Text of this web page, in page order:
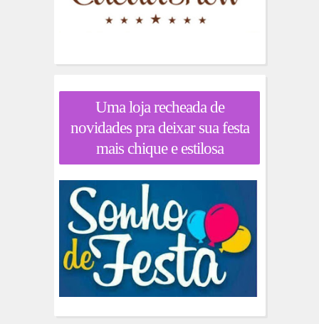
Uma loja recheada de
novidades pra deixar sua festa
mais chique e estilosa